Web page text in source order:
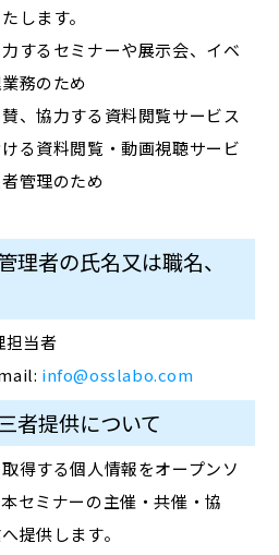
します。
するセミナーや展示会、イベ
務のため
、協力する資料閲覧サービス
る資料閲覧・動画視聴サービ
管理のため
理者の氏名又は職名、
担当者
info@osslabo.com
者提供について
得する個人情報をオープンソ
セミナーの主催・共催・協
提供します。